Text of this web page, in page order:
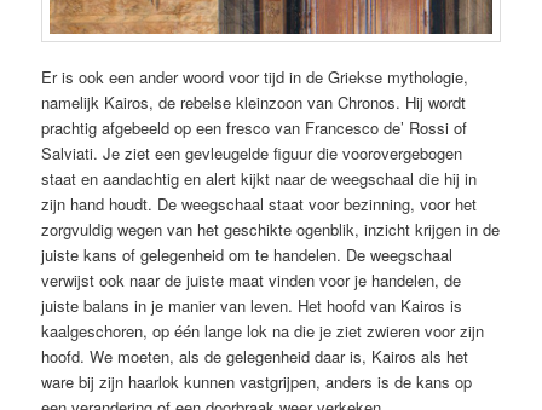
Er is ook een ander woord voor tijd in de Griekse mythologie,
namelijk Kairos, de rebelse kleinzoon van Chronos. Hij wordt
prachtig afgebeeld op een fresco van Francesco de’ Rossi of
Salviati. Je ziet een gevleugelde figuur die voorovergebogen
staat en aandachtig en alert kijkt naar de weegschaal die hij in
zijn hand houdt. De weegschaal staat voor bezinning, voor het
zorgvuldig wegen van het geschikte ogenblik, inzicht krijgen in de
juiste kans of gelegenheid om te handelen. De weegschaal
verwijst ook naar de juiste maat vinden voor je handelen, de
juiste balans in je manier van leven. Het hoofd van Kairos is
kaalgeschoren, op één lange lok na die je ziet zwieren voor zijn
hoofd. We moeten, als de gelegenheid daar is, Kairos als het
ware bij zijn haarlok kunnen vastgrijpen, anders is de kans op